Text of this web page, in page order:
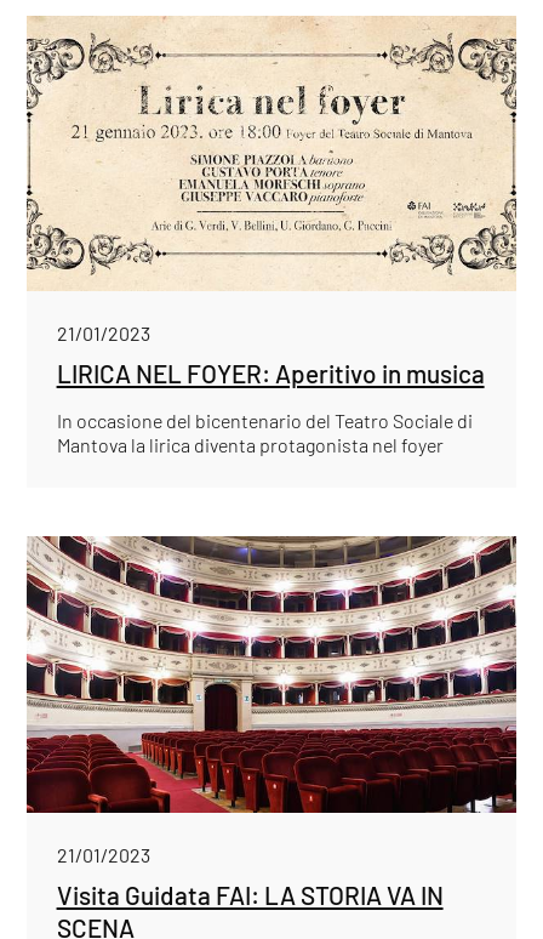
21/01/2023
LIRICA NEL FOYER: Aperitivo in musica
In occasione del bicentenario del Teatro Sociale di
Mantova la lirica diventa protagonista nel foyer
21/01/2023
Visita Guidata FAI: LA STORIA VA IN
SCENA